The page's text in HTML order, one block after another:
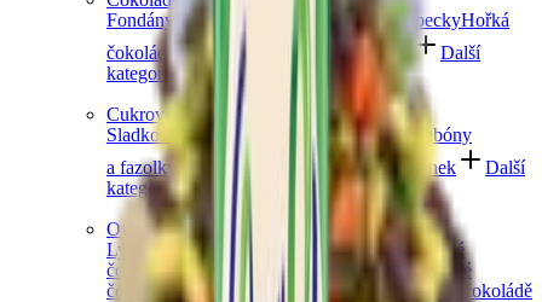
Fondány a nugátyČokoládové hrudky a peckyHořká
čokoláda Mléčná čokoláda Bílá čokoláda
Další
kategorie
Cukrovinky a želé
Sladkosti bez cukru
Slaný karamelŽelé bonbóny
a fazolkyLékořice a pendreky Mix cukrovinek
Další
kategorie
Ovoce v čokoládě
Lyofilizované ovoce v čokoláděOvoce v hořké
čokoláděOvoce v mléčné čokoláděOvoce v bílé
čokoládě a jogurtu
Jablečné trubičky máčené v čokoládě